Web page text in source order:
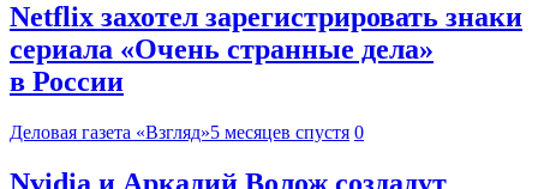
Netflix захотел зарегистрировать знаки
сериала «Очень странные дела»
в России
Деловая газета «Взгляд»5 месяцев спустя 0